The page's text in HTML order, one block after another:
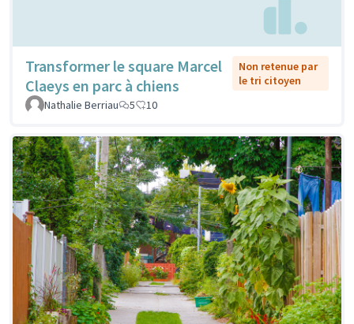
Transformer le square Marcel
Claeys en parc à chiens
Non retenue par
le tri citoyen
Nathalie Berriau
5 10